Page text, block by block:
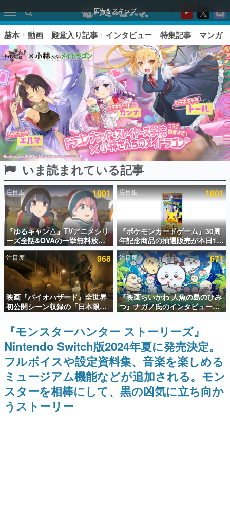
広告をスキップ
ピックアップ
電ファミのいま読まれている記事ランキング
アプリセール情報
インタビュー
連載・特集一覧
殿堂入り記事
SNS拡散数が数千以上！ ページビュー数万以上！ などな
ど。多くの人々に読まれた、電ファミ渾身の“殿堂入り”記
事をまとめました。
ゲームの企画書
名作ゲームクリエイターの方々に製作時のエピソードをお
聞きし、ヒットする企画（ゲーム）とは何か？を探ってい
きます。
赫本
この物語を解いてはいけない。『赫本』は、〈試験問題〉
の形をした短編ホラー小説集です。
赫本 動画 殿堂入り記事 インタビュー 特集記事 マンガ
いま読まれている記事
注目度 1001
『ゆるキャン△』TVアニメシリ
ーズ全話&OVAの一挙無料放送
がABEMAで開催決定。8月11日
「山の日」の午前0時から実施
注目度 1001
『ポケモンカードゲーム』30周
年記念商品の抽選販売が本日12
時より開始。拡張パック「30th
CELEBRATION」のボックス
に、「プレミアムデッキセット
エーフィ・ブラッキー」
「FUTURISTIC BOX」の計3商
品
注目度 968
映画『バイオハザード』全世界
初公開シーン収録の「日本限
定」予告映像が解禁。バイオの
日（8月10日）にあわせて、
「ラクーンシティ総合病院」へ
行く配達人の姿が披露
注目度 671
『映画ちいかわ 人魚の島のひみ
つ』ナガノ氏のインタビューが
解禁。もしまた映画をやれるな
ら「島二郎とオデが取っ組み合
いの喧嘩をする話」にしたいと
回答
『モンスターハンター ストーリーズ』
Nintendo Switch版2024年夏に発売決定。
フルボイスや設定資料集、音楽を楽しめる
ミュージアム機能などが追加される。モン
スターを相棒にして、黒の凶気に立ち向か
うストーリー